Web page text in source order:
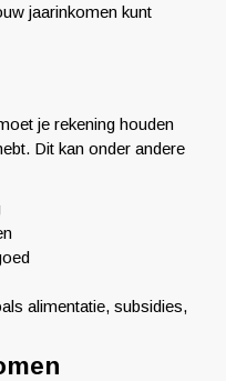
jaarinkomen kunt
je rekening houden
Dit kan onder andere
alimentatie, subsidies,